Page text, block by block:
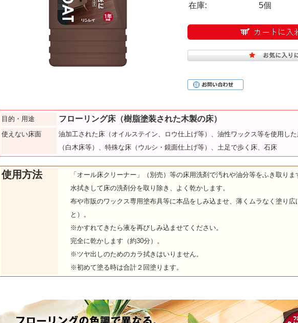
在庫: 5個
目的・用途 フローリング床（樹脂塗装された木製の床）
使えない床面
油加工された床（オイルステイン、ロウ仕上げ等）、油性ワックス等を使用し
（白木床等）、特殊な床（ウルシ・鏡面仕上げ等）、土足で歩く床、石床
使用方法
「オール床クリーナー」（別売）等の床用洗剤で汚れや油分等をふき取りま
水拭きして床の洗剤分を取り除き、よく乾かします。
布や市販のワックス専用塗布具等に本品をしみ込ませ、薄くムラなく塗り広
と）。
※かすれてきたら液を再びしみ込ませてください。
完全に乾かします（約30分）。
※ツヤ出しのためのカラ拭きはいりません。
※初めて塗る時は合計２回塗ります。